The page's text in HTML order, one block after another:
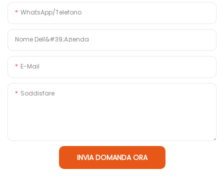
WhatsApp/Telefono
Nome Dell&#39;azienda
E-Mail
Soddisfare
INVIA DOMANDA ORA